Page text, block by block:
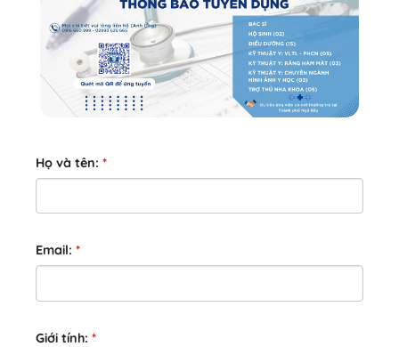
Họ và tên: *
Email: *
Giới tính: *